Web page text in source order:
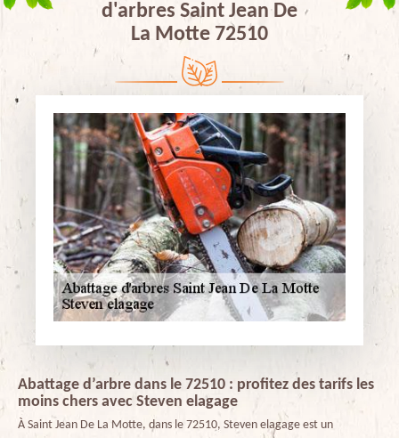
d'arbres Saint Jean De
La Motte 72510
Abattage d’arbre dans le 72510 : profitez des tarifs les
moins chers avec Steven elagage
À Saint Jean De La Motte, dans le 72510, Steven elagage est un